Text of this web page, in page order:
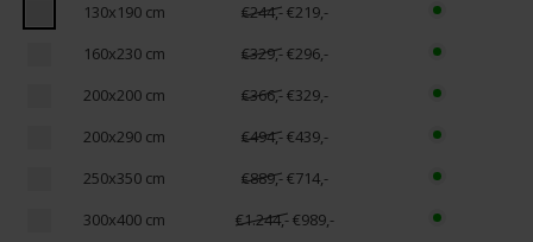
130x190 cm
€244,-€219,-
160x230 cm
€329,-€296,-
200x200 cm
€366,-€329,-
200x290 cm
€494,-€439,-
250x350 cm
€889,-€714,-
300x400 cm
€1.244,-€989,-